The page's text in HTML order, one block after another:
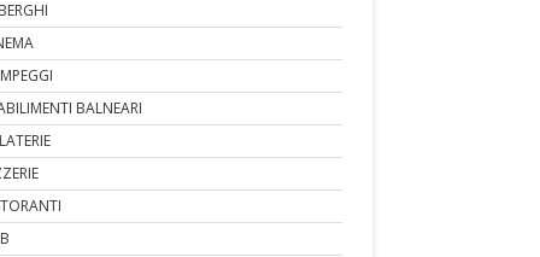
BALNEARI